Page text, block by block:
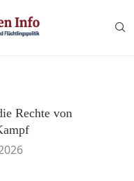
Rechte von